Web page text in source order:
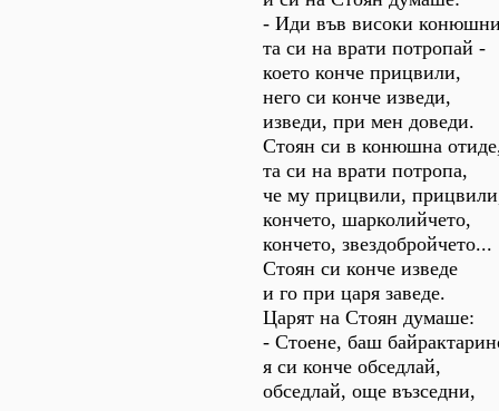
- Иди във високи
та си на врати потропай -
което конче прицвили,
него си конче изведи,
изведи, при мен доведи.
Стоян си в конюшна
та си на врати потропа,
че му прицвили,
кончето, шарколийчето,
кончето, звездобройчето...
Стоян си конче изведе
и го при царя заведе.
Царят на Стоян думаше:
- Стоене, баш
я си конче обседлай,
обседлай, още възседни,